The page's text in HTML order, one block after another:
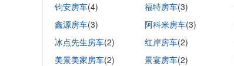
钧安房车(4) 福特房车(3)
鑫源房车(3) 阿科米房车(3)
冰点先生房车(2) 红岸房车(2)
美景美家房车(2) 景宴房车(2)